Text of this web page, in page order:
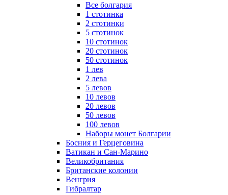
Все болгария
1 стотинка
2 стотинки
5 стотинок
10 стотинок
20 стотинок
50 стотинок
1 лев
2 лева
5 левов
10 левов
20 левов
50 левов
100 левов
Наборы монет Болгарии
Босния и Герцеговина
Ватикан и Сан-Марино
Великобритания
Британские колонии
Венгрия
Гибралтар